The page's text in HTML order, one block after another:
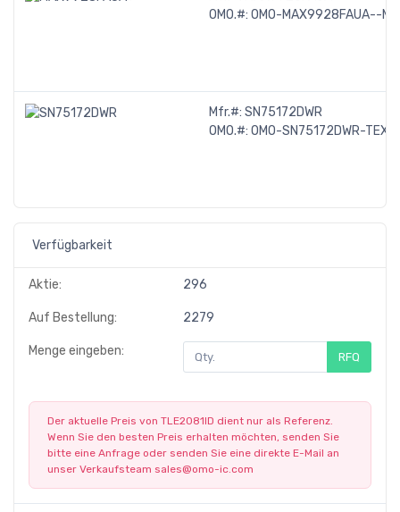
OMO.#: OMO-MAX9928FAUA--
Mfr.#: SN75172DWR
OMO.#: OMO-SN75172DWR-
Verfügbarkeit
Aktie: 296
Auf Bestellung: 2279
Menge eingeben: RFQ
Der aktuelle Preis von TLE2081ID dient nur als Referenz.
Wenn Sie den besten Preis erhalten möchten, senden Sie
bitte eine Anfrage oder senden Sie eine direkte E-Mail an
unser Verkaufsteam sales@omo-ic.com